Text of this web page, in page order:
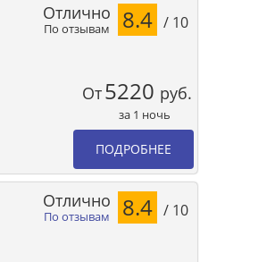
По отзывам
Отлично 8.4 / 10
От5220 руб.
за 1 ночь
ПОДРОБНЕЕ
По отзывам
Отлично 8.4 / 10